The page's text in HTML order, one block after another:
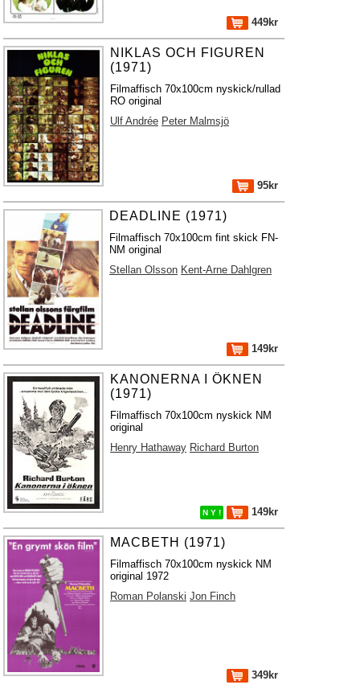
449kr
NIKLAS OCH FIGUREN
(1971)
Filmaffisch 70x100cm nyskick/rullad
RO original
Ulf Andrée Peter Malmsjö
95kr
DEADLINE (1971)
Filmaffisch 70x100cm fint skick FN-
NM original
Stellan Olsson Kent-Arne Dahlgren
149kr
KANONERNA I ÖKNEN
(1971)
Filmaffisch 70x100cm nyskick NM
original
Henry Hathaway Richard Burton
N Y ! 149kr
MACBETH (1971)
Filmaffisch 70x100cm nyskick NM
original 1972
Roman Polanski Jon Finch
349kr